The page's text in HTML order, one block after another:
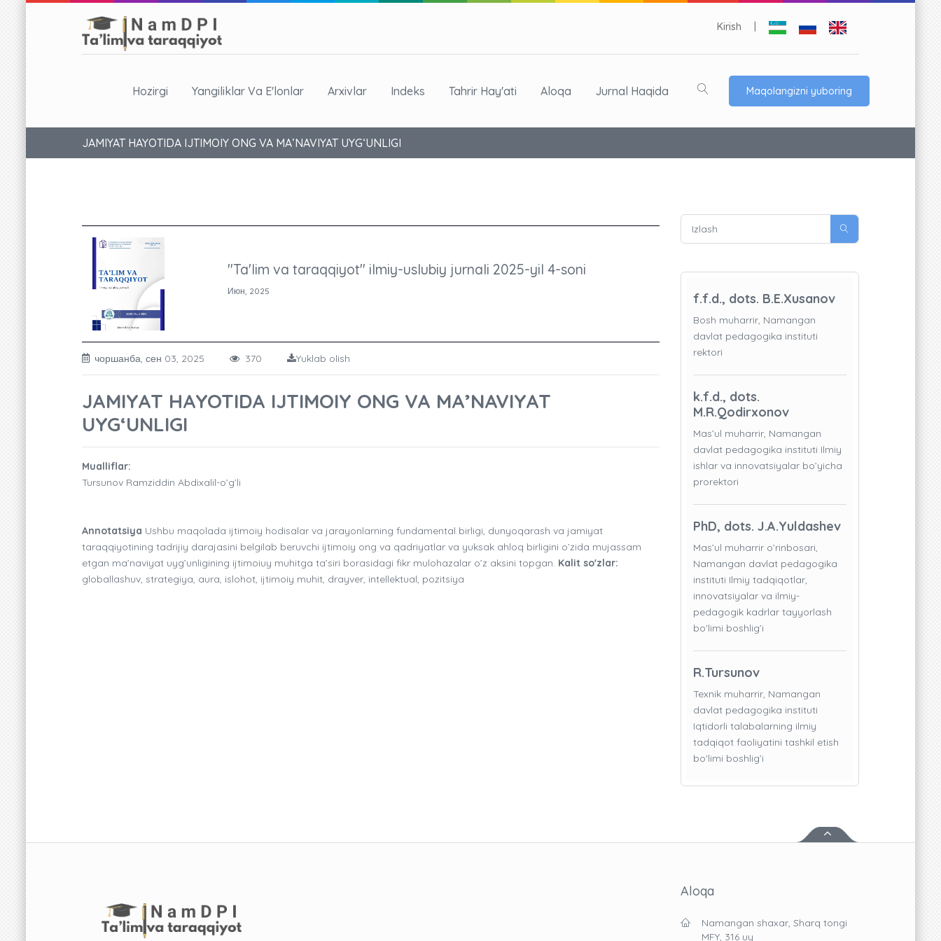
Kirish
Hozirgi Yangiliklar Va E'lonlar Arxivlar Indeks Tahrir Hay'ati Aloqa Jurnal Haqida Maqolangizni yuboring
JAMIYAT HAYOTIDA IJTIMOIY ONG VA MA’NAVIYAT UYG‘UNLIGI
"Ta'lim va taraqqiyot" ilmiy-uslubiy jurnali 2025-yil 4-soni
Июн, 2025
чоршанба, сен 03, 2025 370 Yuklab olish
JAMIYAT HAYOTIDA IJTIMOIY ONG VA MA’NAVIYAT
UYG‘UNLIGI
Mualliflar:
Tursunov Ramziddin Abdixalil-o’g’li
Annotatsiya Ushbu maqolada ijtimoiy hodisalar va jarayonlarning fundamental birligi, dunyoqarash va jamiyat
taraqqiyotining tadrijiy darajasini belgilab beruvchi ijtimoiy ong va qadriyatlar va yuksak ahloq birligini o’zida mujassam
etgan ma’naviyat uyg’unligining ijtimoiuy muhitga ta’siri borasidagi fikr mulohazalar o’z aksini topgan. Kalit so'zlar:
globallashuv, strategiya, aura, islohot, ijtimoiy muhit, drayver, intellektual, pozitsiya
f.f.d., dots. B.E.Xusanov
Bosh muharrir, Namangan
davlat pedagogika instituti
rektori
k.f.d., dots.
M.R.Qodirxonov
Mas’ul muharrir, Namangan
davlat pedagogika instituti Ilmiy
ishlar va innovatsiyalar bo’yicha
prorektori
PhD, dots. J.A.Yuldashev
Mas’ul muharrir o’rinbosari,
Namangan davlat pedagogika
instituti Ilmiy tadqiqotlar,
innovatsiyalar va ilmiy-
pedagogik kadrlar tayyorlash
bo'limi boshlig’i
R.Tursunov
Texnik muharrir, Namangan
davlat pedagogika instituti
Iqtidorli talabalarning ilmiy
tadqiqot faoliyatini tashkil etish
bo'limi boshlig’i
Aloqa
Namangan shaxar, Sharq tongi
MFY, 316 uy